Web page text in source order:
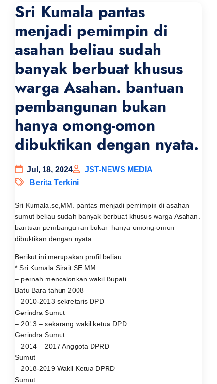
Sri Kumala pantas
menjadi pemimpin di
asahan beliau sudah
banyak berbuat khusus
warga Asahan. bantuan
pembangunan bukan
hanya omong-omon
dibuktikan dengan nyata.
Jul, 18, 2024
JST-NEWS MEDIA
Berita Terkini
Sri Kumala.se,MM. pantas menjadi pemimpin di asahan
sumut beliau sudah banyak berbuat khusus warga Asahan.
bantuan pembangunan bukan hanya omong-omon
dibuktikan dengan nyata.
Berikut ini merupakan profil beliau.
* Sri Kumala Sirait SE.MM
– pernah mencalonkan wakil Bupati
Batu Bara tahun 2008
– 2010-2013 sekretaris DPD
Gerindra Sumut
– 2013 – sekarang wakil ketua DPD
Gerindra Sumut
– 2014 – 2017 Anggota DPRD
Sumut
– 2018-2019 Wakil Ketua DPRD
Sumut